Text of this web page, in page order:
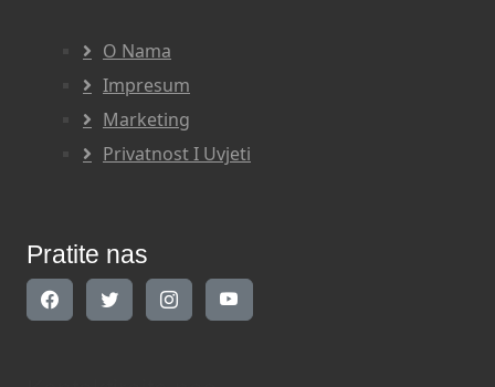
O Nama
Impresum
Marketing
Privatnost I Uvjeti
Pratite nas